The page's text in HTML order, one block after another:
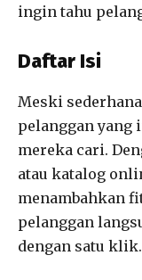
ingin tahu
Daftar Isi
Meski
pelanggan yang
mereka cari.
atau katalog
menambahkan
pelanggan
dengan satu klik.